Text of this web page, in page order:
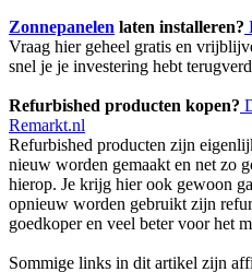
Zonnepanelen laten installeren?
Vraag hier geheel gratis en
snel je je investering hebt
Refurbished producten kopen?
Remarkt.nl
Refurbished producten zijn
nieuw worden gemaakt en net zo
hierop. Je krijg hier ook gewoon
opnieuw worden gebruikt zijn
goedkoper en veel beter voor het
Sommige links in dit artikel zijn